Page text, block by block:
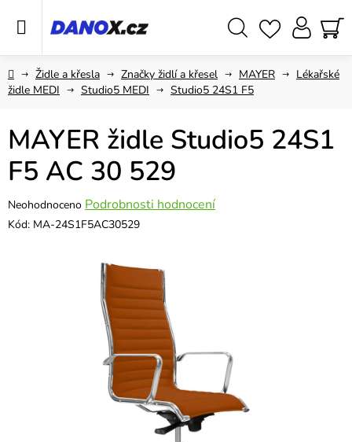
DomůŽidle a křesla Značky židlí a křesel MAYER
Lékařské
židle MEDI
Studio5 MEDI Studio5 24S1 F5
MAYER židle Studio5 24S1
F5 AC 30 529
Průměrné
hodnocení
Neohodnoceno Podrobnosti hodnocení
Kód: MA-24S1F5AC30529